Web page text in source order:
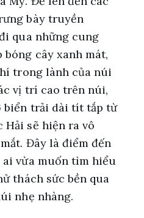
bày truyền
qua những cung
cây xanh mát,
trong lành của núi
vị trí cao trên núi,
biển trải dài tít tắp từ
Hải sẽ hiện ra vô
Đây là điểm đến
vừa muốn tìm hiểu
thách sức bền qua
nhẹ nhàng.